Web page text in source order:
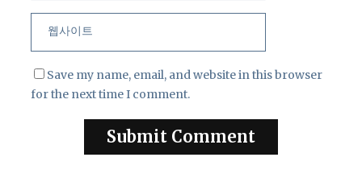
Save my name, email, and website in this browser
for the next time I comment.